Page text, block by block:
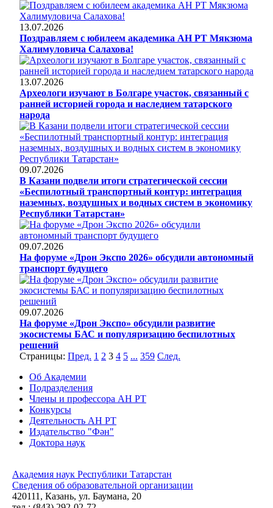
13.07.2026
Поздравляем с юбилеем академика АН РТ Мякзюма
Халимуловича Салахова!
13.07.2026
Археологи изучают в Болгаре участок, связанный с
ранней историей города и наследием татарского
народа
09.07.2026
В Казани подвели итоги стратегической сессии
«Беспилотный транспортный контур: интеграция
наземных, воздушных и водных систем в экономику
Республики Татарстан»
09.07.2026
На форуме «Дрон Экспо 2026» обсудили автономный
транспорт будущего
09.07.2026
На форуме «Дрон Экспо» обсудили развитие
экосистемы БАС и популяризацию беспилотных
решений
Страницы: Пред. 1 2 3 4 5 ... 359 След.
Об Академии
Подразделения
Члены и профессора АН РТ
Конкурсы
Деятельность АН РТ
Издательство "Фән"
Доктора наук
Академия наук Республики Татарстан
Сведения об образовательной организации
420111, Казань, ул. Баумана, 20